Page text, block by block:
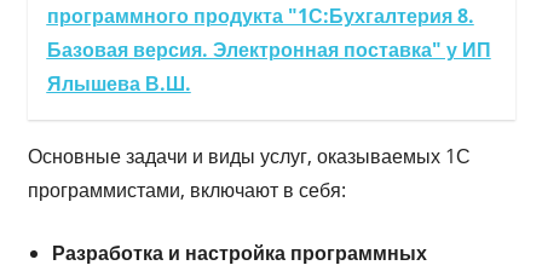
программного продукта "1С:Бухгалтерия 8.
Базовая версия. Электронная поставка" у ИП
Ялышева В.Ш.
Основные задачи и виды услуг, оказываемых 1С
программистами, включают в себя:
Разработка и настройка программных